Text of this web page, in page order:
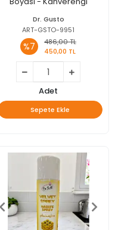
Dr. Gusto
ART-GSTO-9951
%7
486,00 TL
450,00 TL
Adet
Sepete Ekle